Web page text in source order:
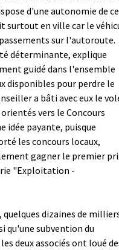
d'une autonomie de
surtout en ville car le
sur l'autoroute.
déterminante, explique
guidé dans l'ensemble
disponibles pour perdre le
a bâti avec eux le
vers le Concours
idée payante, puisque
les concours locaux,
gagner le premier
"Exploitation -
dizaines de
qu'une subvention du
deux associés ont loué